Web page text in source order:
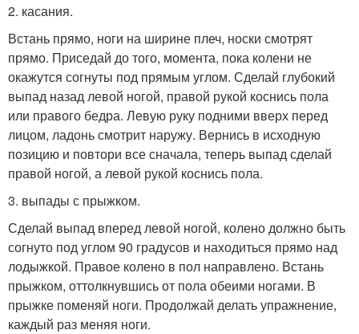
2. касания.
Встань прямо, ноги на ширине плеч, носки смотрят
прямо. Приседай до того, момента, пока колени не
окажутся согнуты под прямым углом. Сделай глубокий
выпад назад левой ногой, правой рукой коснись пола
или правого бедра. Левую руку подними вверх перед
лицом, ладонь смотрит наружу. Вернись в исходную
позицию и повтори все сначала, теперь выпад сделай
правой ногой, а левой рукой коснись пола.
3. выпады с прыжком.
Сделай выпад вперед левой ногой, колено должно быть
согнуто под углом 90 градусов и находиться прямо над
лодыжкой. Правое колено в пол направлено. Встань
прыжком, оттолкнувшись от пола обеими ногами. В
прыжке поменяй ноги. Продолжай делать упражнение,
каждый раз меняя ноги.